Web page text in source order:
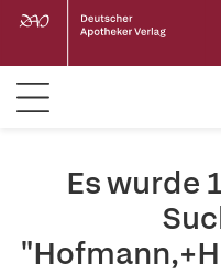
Es wurde